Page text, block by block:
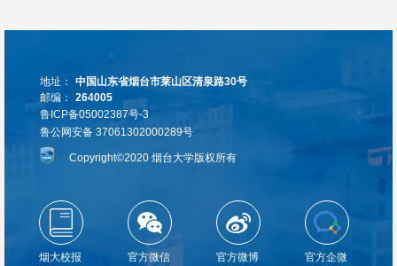
地址：
中国山东省烟台市莱山区清泉路30号
邮编：
264005
鲁ICP备05002387号-3
鲁公网安备 37061302000289号
Copyright©2020 烟台大学版权所有
烟大校报 官方微信 官方微博 官方企微